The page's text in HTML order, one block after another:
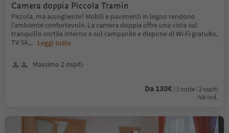
Camera doppia Piccola Tramin
Piccola, ma accogliente! Mobili e pavimenti in legno rendono
l’ambiente confortevole. La camera doppia offre una vista sul
tranquillo cortile interno e sul campanile e dispone di Wi-Fi gratuito,
TV SA... Leggi tutto
Massimo 2 ospiti
Da 130€ / 1 notte / 2 ospiti
IVA incl.